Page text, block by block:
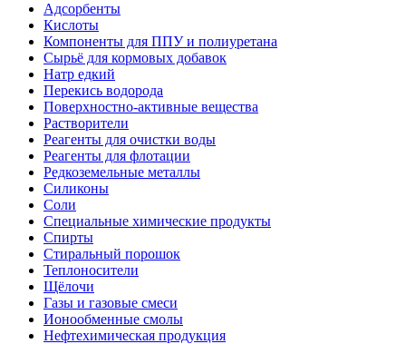
Адсорбенты
Кислоты
Компоненты для ППУ и полиуретана
Сырьё для кормовых добавок
Натр едкий
Перекись водорода
Поверхностно-активные вещества
Растворители
Реагенты для очистки воды
Реагенты для флотации
Редкоземельные металлы
Силиконы
Соли
Специальные химические продукты
Спирты
Стиральный порошок
Теплоносители
Щёлочи
Газы и газовые смеси
Ионообменные смолы
Нефтехимическая продукция